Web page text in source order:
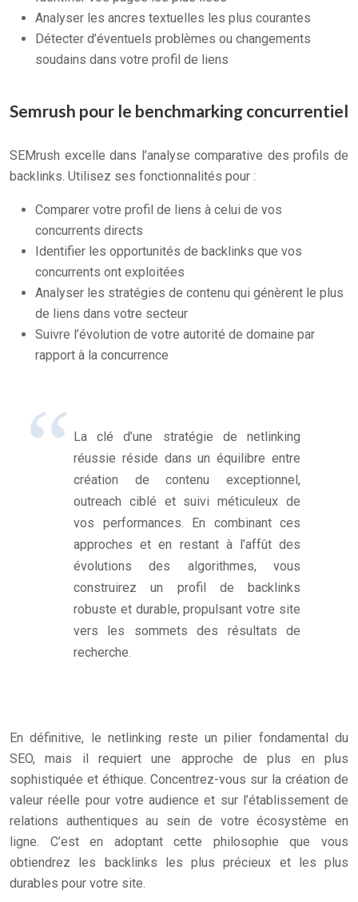
Analyser les ancres textuelles les plus courantes
Détecter d’éventuels problèmes ou changements
soudains dans votre profil de liens
Semrush pour le benchmarking concurrentiel
SEMrush excelle dans l’analyse comparative des profils de
backlinks. Utilisez ses fonctionnalités pour :
Comparer votre profil de liens à celui de vos
concurrents directs
Identifier les opportunités de backlinks que vos
concurrents ont exploitées
Analyser les stratégies de contenu qui génèrent le plus
de liens dans votre secteur
Suivre l’évolution de votre autorité de domaine par
rapport à la concurrence
La clé d’une stratégie de netlinking
réussie réside dans un équilibre entre
création de contenu exceptionnel,
outreach ciblé et suivi méticuleux de
vos performances. En combinant ces
approches et en restant à l’affût des
évolutions des algorithmes, vous
construirez un profil de backlinks
robuste et durable, propulsant votre site
vers les sommets des résultats de
recherche.
En définitive, le netlinking reste un pilier fondamental du
SEO, mais il requiert une approche de plus en plus
sophistiquée et éthique. Concentrez-vous sur la création de
valeur réelle pour votre audience et sur l’établissement de
relations authentiques au sein de votre écosystème en
ligne. C’est en adoptant cette philosophie que vous
obtiendrez les backlinks les plus précieux et les plus
durables pour votre site.